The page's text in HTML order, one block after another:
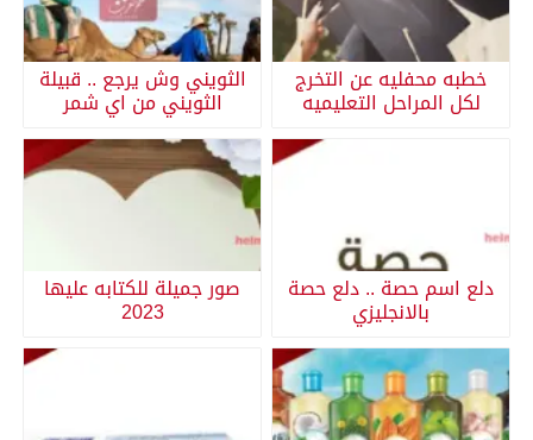
خطبه محفليه عن التخرج
لكل المراحل التعليميه
الثويني وش يرجع .. قبيلة
الثويني من اي شمر
دلع اسم حصة .. دلع حصة
بالانجليزي
صور جميلة للكتابه عليها
2023